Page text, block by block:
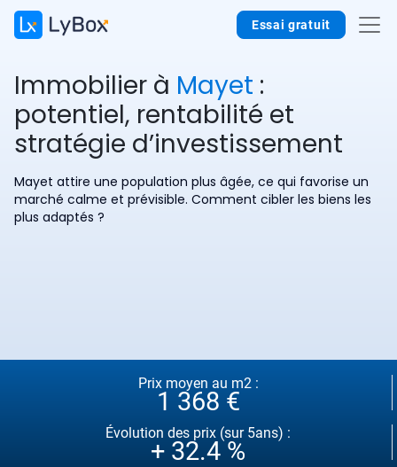
Essai gratuit
Immobilier à Mayet :
potentiel, rentabilité et
stratégie d’investissement
Mayet attire une population plus âgée, ce qui favorise un
marché calme et prévisible. Comment cibler les biens les
plus adaptés ?
Prix moyen au m2 :
1 368 €
Évolution des prix (sur 5ans) :
+ 32.4 %